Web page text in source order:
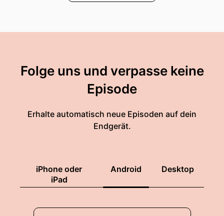
Folge uns und verpasse keine
Episode
Erhalte automatisch neue Episoden auf dein
Endgerät.
iPhone oder
iPad
Android Desktop